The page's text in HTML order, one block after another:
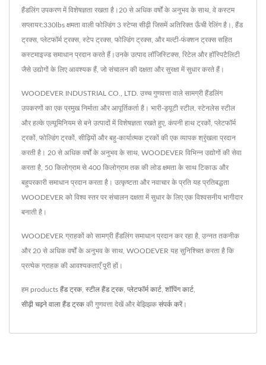
हैंडलिंग उपकरण में विशेषज्ञता रखता है।20 से अधिक वर्षों के अनुभव के साथ, वे कस्टम
सप्लायर:330lbs क्षमता वाली फोल्डिंग 3 स्टेप्स सीढ़ी जिसमें अतिरिक्त ऊँची रेलिंग है।, हैंड
ट्रक्स, प्लेटफॉर्म ट्रक्स, स्टेप ट्रक्स, फोल्डिंग ट्रक्स, और मल्टी-फंक्शन ट्रक्स सहित
कस्टमाइज्ड समाधान प्रदान करते हैं।उनके उत्पाद लॉजिस्टिक्स, रिटेल और हॉस्पिटैलिटी
जैसे उद्योगों के लिए आवश्यक हैं, जो संचालन की दक्षता और सुरक्षा में सुधार करते हैं।
WOODEVER INDUSTRIAL CO., LTD. उच्च गुणवत्ता वाले सामग्री हैंडलिंग
उपकरणों का एक प्रमुख निर्माता और आपूर्तिकर्ता है। भारी-ड्यूटी स्टील, स्टेनलेस स्टील
और हल्के एल्यूमिनियम से बने उत्पादों में विशेषज्ञता रखते हुए, कंपनी हाथ ट्रकों, प्लेटफॉर्म
ट्रकों, फोल्डिंग ट्रकों, सीढ़ियों और बहु-कार्यात्मक ट्रकों की एक व्यापक श्रृंखला प्रदान
करती है। 20 से अधिक वर्षों के अनुभव के साथ, WOODEVER विभिन्न उद्योगों की सेवा
करता है, 50 किलोग्राम से 400 किलोग्राम तक की लोड क्षमता के साथ टिकाऊ और
बहुपरकारी समाधान प्रदान करता है। उत्कृष्टता और नवाचार के प्रति यह प्रतिबद्धता
WOODEVER को विश्व स्तर पर संचालन दक्षता में सुधार के लिए एक विश्वसनीय भागीदार
बनाती है।
WOODEVER ग्राहकों को सामग्री हैंडलिंग समाधान प्रदान कर रहा है, उन्नत तकनीक
और 20 से अधिक वर्षों के अनुभव के साथ, WOODEVER यह सुनिश्चित करता है कि
प्रत्येक ग्राहक की आवश्यकताएँ पूरी हों।
हम products हैंड ट्रक, स्टील हैंड ट्रक, प्लेटफॉर्म कार्ट, शॉपिंग कार्ट,
सीढ़ी चढ़ने वाला हैंड ट्रक की गुणवत्ता देखें और बेझिझक संपर्क करें।